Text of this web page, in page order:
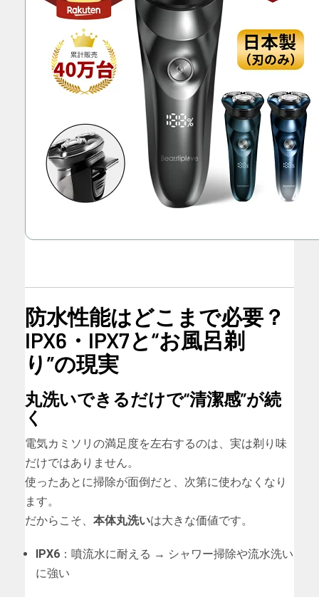
防水性能はどこまで必要？
IPX6・IPX7と“お風呂剃
り”の現実
丸洗いできるだけで“清潔感”が続
く
電気カミソリの満足度を左右するのは、実は剃り味
だけではありません。
使ったあとに掃除が面倒だと、次第に使わなくなり
ます。
だからこそ、 本体丸洗いは大きな価値です。
IPX6 ：噴流水に耐える → シャワー掃除や流水洗い
に強い